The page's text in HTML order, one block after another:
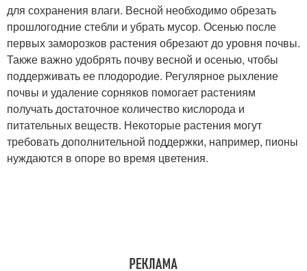
для сохранения влаги. Весной необходимо обрезать
прошлогодние стебли и убрать мусор. Осенью после
первых заморозков растения обрезают до уровня почвы.
Также важно удобрять почву весной и осенью, чтобы
поддерживать ее плодородие. Регулярное рыхление
почвы и удаление сорняков помогает растениям
получать достаточное количество кислорода и
питательных веществ. Некоторые растения могут
требовать дополнительной поддержки, например, пионы
нуждаются в опоре во время цветения.